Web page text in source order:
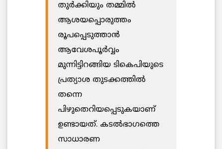
തുർക്കിയും തമ്മിൽ
ആശയപ്പൊരുത്തം
രൂപപ്പെടുത്താൻ
ആവേശപൂർവ്വം
മുന്നിട്ടിറങ്ങിയ ടികെപിയുടെ
പ്രത്യാശ തുടക്കത്തിൽ
തന്നെ
പിഴുതെറിയപ്പെടുകയാണ്
ഉണ്ടായത്. കടൽഭാഗത്തെ
സാധാരണ